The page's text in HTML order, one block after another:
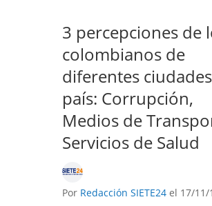
3 percepciones de
colombianos de
diferentes
país: Corrupción,
Medios de
Servicios de Salud
Por Redacción SIETE24 el 17/11/